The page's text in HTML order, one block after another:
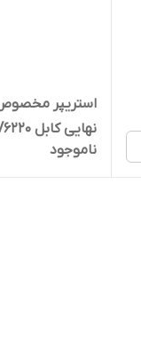
استریپر
نهایی کابل Intercable AMS-AV6220
ناموجود